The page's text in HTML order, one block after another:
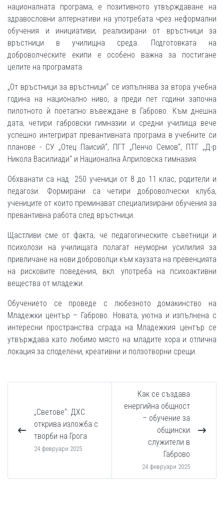
националната програма, е позитивното утвърждаване на
здравословни алтернативи на употребата чрез неформални
обучения и инициативи, реализирани от връстници за
връстници в училищна среда. Подготовката на
доброволческите екипи е особено важна за постигане
целите на програмата.
„От връстници за връстници“ се изпълнява за втора учебна
година на национално ниво, а преди пет години започна
пилотното ѝ поетапно въвеждане в Габрово. Към днешна
дата, четири габровски гимназии и средни училища вече
успешно интегрират превантивната програма в учебните си
планове - СУ „Отец Паисий“, ПГТ „Пенчо Семов“, ПТГ „Д-р
Никола Василиади“ и Национална Априловска гимназия.
Обхванати са над 250 ученици от 8 до 11 клас, родители и
педагози. Формирани са четири доброволчески клуба,
учениците от които преминават специализирани обучения за
превантивна работа след връстници.
Щастливи сме от факта, че педагогическите съветници и
психолози на училищата полагат неуморни усилилия за
привличане на нови доброволци към каузата на превенцията
на рисковите поведения, вкл. употреба на психоактивни
вещества от младежи.
Обучението се проведе с любезното домакинство на
Младежки център – Габрово. Новата, уютна и изпълнена с
интересни пространства сграда на Младежкия център се
утвърждава като любимо място на младите хора и отлична
локация за споделени, креативни и ползотворни срещи.
„Светове“: ДХС
открива изложба с
творби на Грога
24 февруари 2025
Как се създава
енергийна общност
– обучение за
общински
служители в
Габрово
24 февруари 2025